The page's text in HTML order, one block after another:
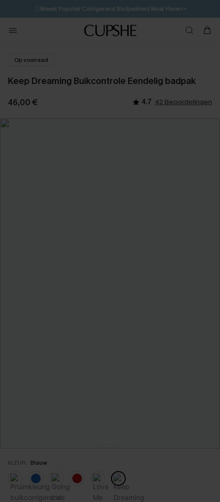
🩱Meest Populair Corrigerend Badpakken| Must Have>>
💌Abonneer je & ontvang tot 15% korting>>
Koop 3, krijg 15% korting | CODE: SW15
Op voorraad
Keep Dreaming Buikcontrole Eendelig badpak
46,00 € 4.7 42 Beoordelingen
KLEUR: Blauw